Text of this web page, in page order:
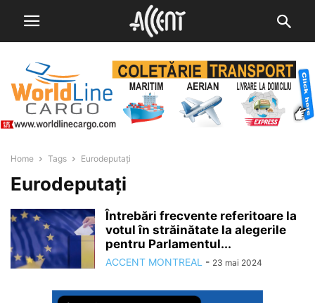
Home Tags Eurodeputați
Eurodeputați
Întrebări frecvente referitoare la
votul în străinătate la alegerile
pentru Parlamentul...
ACCENT MONTREAL - 23 mai 2024